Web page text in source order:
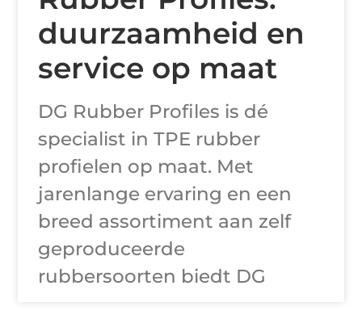
duurzaamheid en
service op maat
DG Rubber Profiles is dé
specialist in TPE rubber
profielen op maat. Met
jarenlange ervaring en een
breed assortiment aan zelf
geproduceerde
rubbersoorten biedt DG